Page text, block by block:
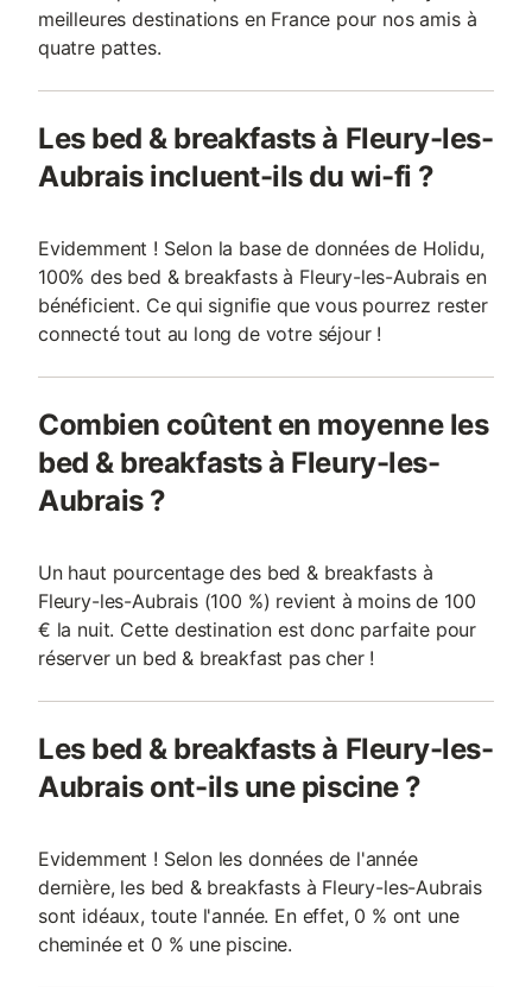
meilleures destinations en France pour nos amis à
quatre pattes.
Les bed & breakfasts à Fleury-les-
Aubrais incluent-ils du wi-fi ?
Evidemment ! Selon la base de données de Holidu,
100% des bed & breakfasts à Fleury-les-Aubrais en
bénéficient. Ce qui signifie que vous pourrez rester
connecté tout au long de votre séjour !
Combien coûtent en moyenne les
bed & breakfasts à Fleury-les-
Aubrais ?
Un haut pourcentage des bed & breakfasts à
Fleury-les-Aubrais (100 %) revient à moins de 100
€ la nuit. Cette destination est donc parfaite pour
réserver un bed & breakfast pas cher !
Les bed & breakfasts à Fleury-les-
Aubrais ont-ils une piscine ?
Evidemment ! Selon les données de l'année
dernière, les bed & breakfasts à Fleury-les-Aubrais
sont idéaux, toute l'année. En effet, 0 % ont une
cheminée et 0 % une piscine.